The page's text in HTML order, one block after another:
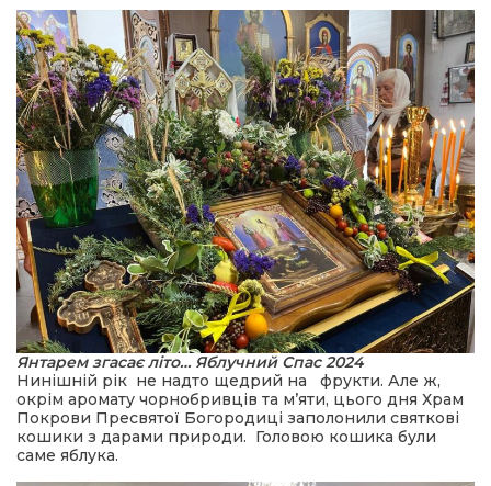
Янтарем згасає літо… Яблучний Спас 2024
Нинішній рік не надто щедрий на фрукти. Але ж,
окрім аромату чорнобривців та м’яти, цього дня Храм
Покрови Пресвятої Богородиці заполонили святкові
кошики з дарами природи. Головою кошика були
саме яблука.